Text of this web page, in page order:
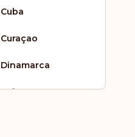
Cuba
Curaçao
Dinamarca
Egito